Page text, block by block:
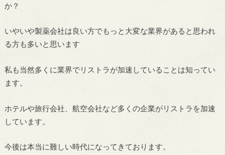
か？
いやいや製薬会社は良い方でもっと大変な業界があると思われ
る方も多いと思います
私も当然多くに業界でリストラが加速していることは知ってい
ます。
ホテルや旅行会社、航空会社など多くの企業がリストラを加速
しています。
今後は本当に難しい時代になってきております。